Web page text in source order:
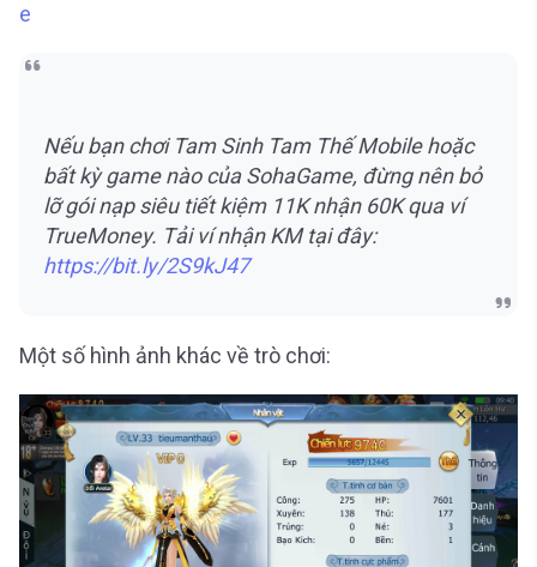
e
Nếu bạn chơi Tam Sinh Tam Thế Mobile hoặc
bất kỳ game nào của SohaGame, đừng nên bỏ
lỡ gói nạp siêu tiết kiệm 11K nhận 60K qua ví
TrueMoney. Tải ví nhận KM tại đây:
https://bit.ly/2S9kJ47
Một số hình ảnh khác về trò chơi: